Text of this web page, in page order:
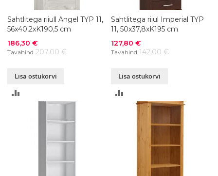
Sahtlitega riiull Angel TYP 11,
56x40,2xK190,5 cm
Soodushind
186,30 €
Tavahind 207,00 €
Lisa ostukorvi
Sahtlitega riiul Imperial TYP
11, 50x37,8xK195 cm
Soodushind
127,80 €
Tavahind 142,00 €
Lisa ostukorvi
VÕRDLUSESSE